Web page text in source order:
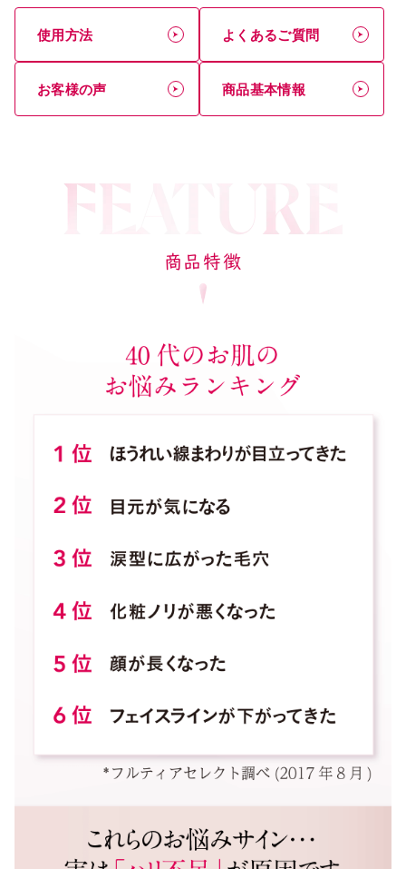
使用方法 よくあるご質問
お客様の声 商品基本情報
商品特徴